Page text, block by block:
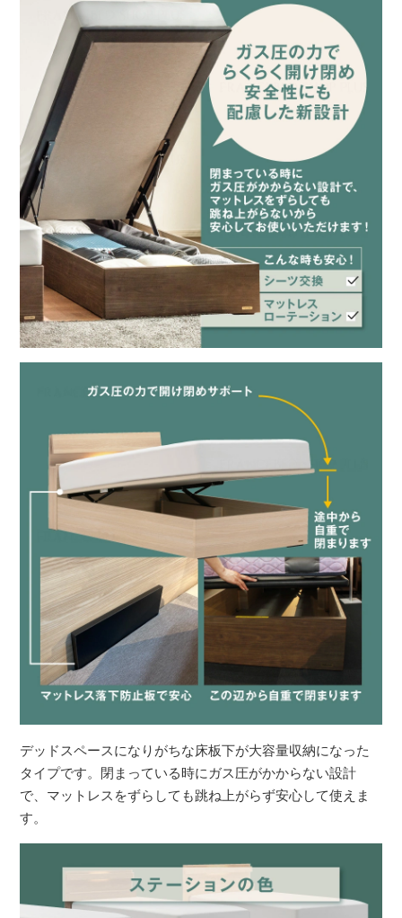
デッドスペースになりがちな床板下が大容量収納になった
タイプです。閉まっている時にガス圧がかからない設計
で、マットレスをずらしても跳ね上がらず安心して使えま
す。